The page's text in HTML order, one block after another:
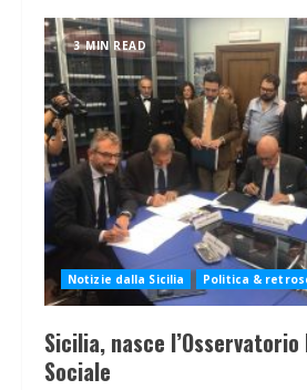
3 MIN READ
Notizie dalla Sicilia Politica &
Sicilia, nasce l’Osservatorio
Sociale